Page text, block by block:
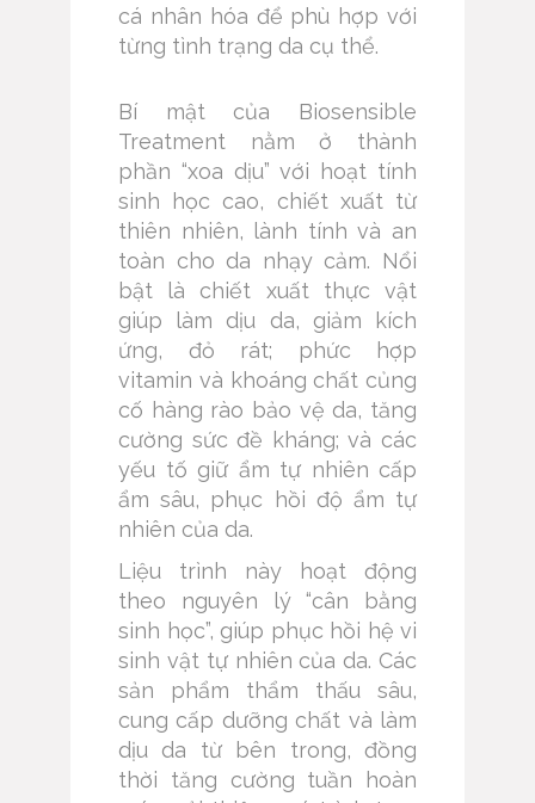
cá nhân hóa để phù hợp với
từng tình trạng da cụ thể.
Bí mật của Biosensible
Treatment nằm ở thành
phần “xoa dịu” với hoạt tính
sinh học cao, chiết xuất từ
thiên nhiên, lành tính và an
toàn cho da nhạy cảm. Nổi
bật là chiết xuất thực vật
giúp làm dịu da, giảm kích
ứng, đỏ rát; phức hợp
vitamin và khoáng chất củng
cố hàng rào bảo vệ da, tăng
cường sức đề kháng; và các
yếu tố giữ ẩm tự nhiên cấp
ẩm sâu, phục hồi độ ẩm tự
nhiên của da.
Liệu trình này hoạt động
theo nguyên lý “cân bằng
sinh học”, giúp phục hồi hệ vi
sinh vật tự nhiên của da. Các
sản phẩm thẩm thấu sâu,
cung cấp dưỡng chất và làm
dịu da từ bên trong, đồng
thời tăng cường tuần hoàn